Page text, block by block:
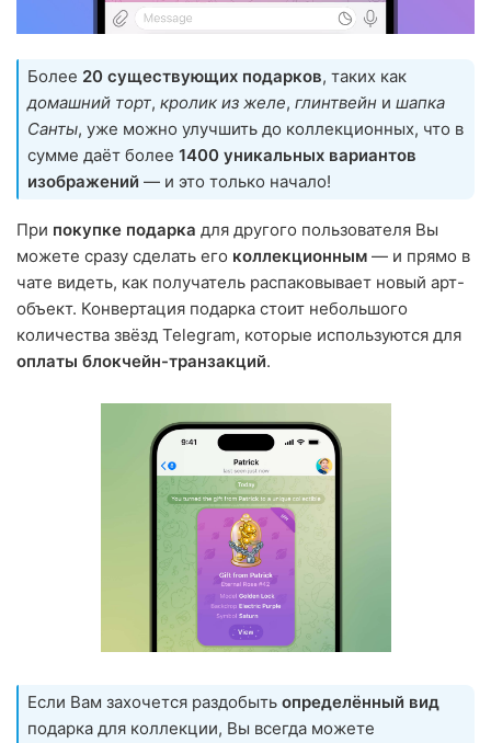
Более 20 существующих подарков, таких как
домашний торт, кролик из желе, глинтвейн и шапка
Санты, уже можно улучшить до коллекционных, что в
сумме даёт более 1400 уникальных вариантов
изображений — и это только начало!
При покупке подарка для другого пользователя Вы
можете сразу сделать его коллекционным — и прямо в
чате видеть, как получатель распаковывает новый арт-
объект. Конвертация подарка стоит небольшого
количества звёзд Telegram, которые используются для
оплаты блокчейн-транзакций.
Если Вам захочется раздобыть определённый вид
подарка для коллекции, Вы всегда можете